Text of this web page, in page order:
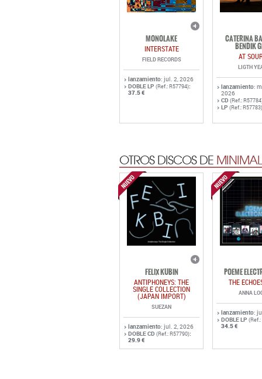
MONOLAKE
INTERSTATE
FIELD RECORDS
lanzamiento: jul. 2, 2026
DOBLE LP (Ref.: R57794):
37.5 €
CATERINA
BENDIK
AT
LIGTH
lanzamiento:
2026
CD (Ref.:
LP (Ref.: R57783)
OTROS DISCOS DE
FELIX KUBIN
ANTIPHONEYS: THE
SINGLE COLLECTION
(JAPAN IMPORT)
SUEZAN
lanzamiento: jul. 2, 2026
DOBLE CD (Ref.: R57790):
29.9 €
POEME
THE
ANNA
lanzamiento:
DOBLE LP
34.5 €